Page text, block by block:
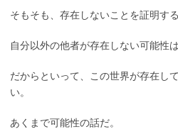
そもそも、存在しないことを証明す
自分以外の他者が存在しない可能性
だからといって、この世界が存在し
い。
あくまで可能性の話だ。